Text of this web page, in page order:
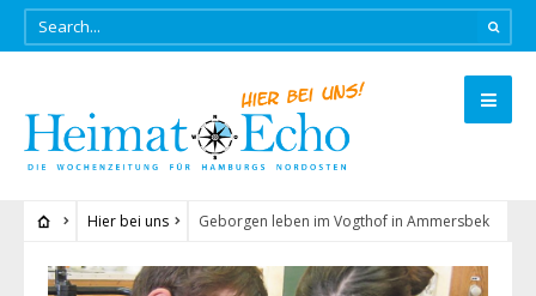
Hier bei uns Geborgen leben im Vogthof in Ammersbek